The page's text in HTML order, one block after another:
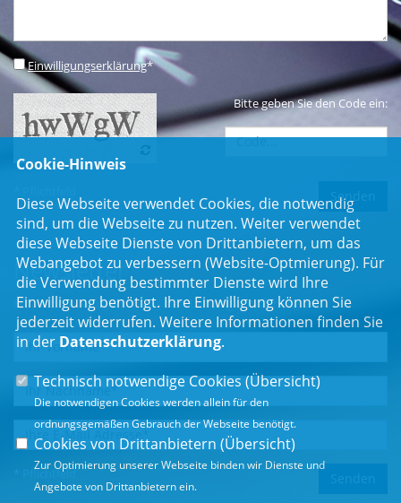
Einwilligungserklärung*
Bitte geben Sie den Code ein:
Newsletter
Erhalten Sie Neuigkeiten aus dem Landtag und der Region.
* Pflichtfeld
Cookie-Hinweis
Diese Webseite verwendet Cookies, die notwendig
sind, um die Webseite zu nutzen. Weiter verwendet
diese Webseite Dienste von Drittanbietern, um das
Webangebot zu verbessern (Website-Optmierung). Für
die Verwendung bestimmter Dienste wird Ihre
Einwilligung benötigt. Ihre Einwilligung können Sie
jederzeit widerrufen. Weitere Informationen finden Sie
in der Datenschutzerklärung.
Technisch notwendige Cookies (Übersicht)
Die notwendigen Cookies werden allein für den
ordnungsgemäßen Gebrauch der Webseite benötigt.
Cookies von Drittanbietern (Übersicht)
Zur Optimierung unserer Webseite binden wir Dienste und
Angebote von Drittanbietern ein.